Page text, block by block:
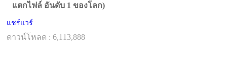
แตกไฟล์ อันดับ 1 ของโลก)
แชร์แวร์
ดาวน์โหลด : 6,113,888